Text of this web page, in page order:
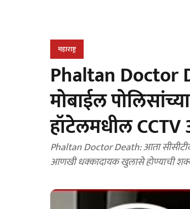
महाराष्ट्र
Phaltan Doctor
मोबाईल
हॉटेलमधील
Phaltan Doctor Death: आता
आणखी धक्कादायक खुलासे होण्याची